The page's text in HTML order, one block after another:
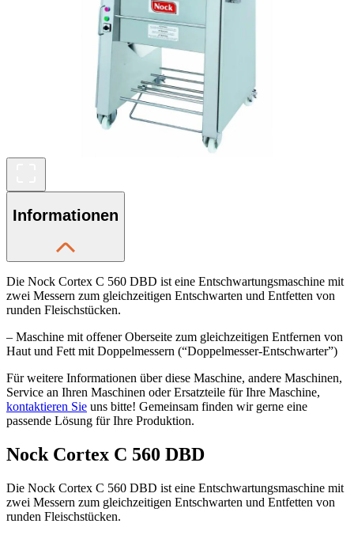
Informationen
Die Nock Cortex C 560 DBD ist eine Entschwartungsmaschine mit
zwei Messern zum gleichzeitigen Entschwarten und Entfetten von
runden Fleischstücken.
– Maschine mit offener Oberseite zum gleichzeitigen Entfernen von
Haut und Fett mit Doppelmessern (“Doppelmesser-Entschwarter”)
Für weitere Informationen über diese Maschine, andere Maschinen,
Service an Ihren Maschinen oder Ersatzteile für Ihre Maschine,
kontaktieren Sie uns bitte! Gemeinsam finden wir gerne eine
passende Lösung für Ihre Produktion.
Nock Cortex C 560 DBD
Die Nock Cortex C 560 DBD ist eine Entschwartungsmaschine mit
zwei Messern zum gleichzeitigen Entschwarten und Entfetten von
runden Fleischstücken.